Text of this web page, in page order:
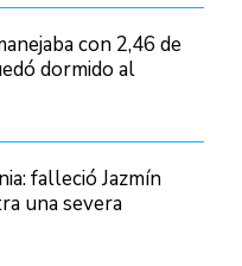
con 2,46 de
dormido al
falleció Jazmín
una severa